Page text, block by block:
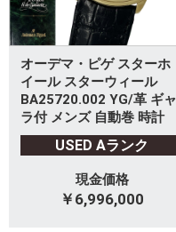
オーデマ・ピゲ スターホ
イール スターウィール
BA25720.002 YG/革 ギャ
ラ付 メンズ 自動巻 時計
USED Aランク
現金価格
￥6,996,000